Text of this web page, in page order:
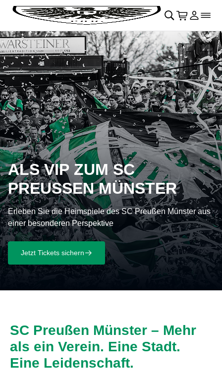
Navigation überspringen􀄫
􀊫 􀍩 Login
􀉩􀌇
ALS VIP ZUM SC
PREUSSEN MÜNSTER
Erleben Sie die Heimspiele des SC Preußen Münster aus
einer besonderen Perspektive
Jetzt Tickets sichern􀄫
SC Preußen Münster – Mehr
als ein Verein. Eine Stadt.
Eine Leidenschaft.